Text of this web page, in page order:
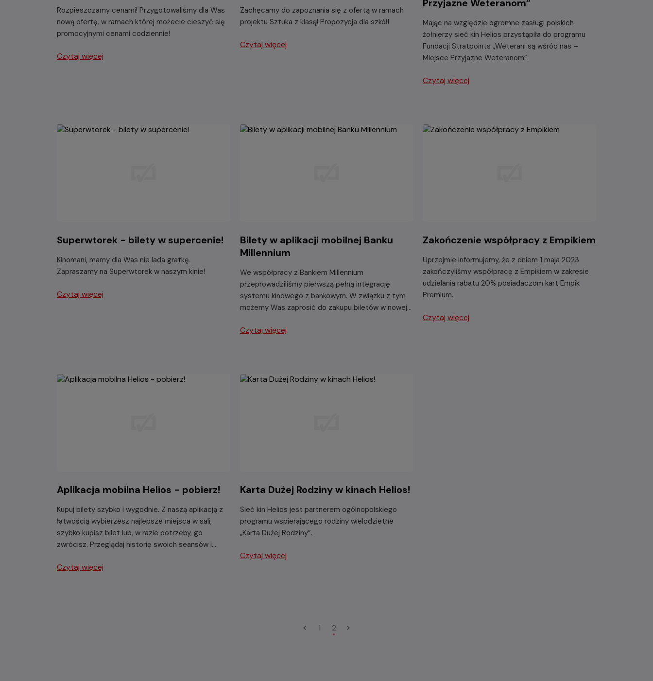
Rozpieszczamy cenami! Przygotowaliśmy dla Was
nową ofertę, w ramach której możecie cieszyć się
promocyjnymi cenami codziennie!
Czytaj więcej
Zachęcamy do zapoznania się z ofertą w ramach
projektu Sztuka z klasą! Propozycja dla szkół!
Czytaj więcej
Przyjazne Weteranom”
Mając na względzie ogromne zasługi polskich
żołnierzy sieć kin Helios przystąpiła do programu
Fundacji Stratpoints „Weterani są wśród nas –
Miejsce Przyjazne Weteranom”.
Czytaj więcej
Superwtorek - bilety w supercenie!
Kinomani, mamy dla Was nie lada gratkę.
Zapraszamy na Superwtorek w naszym kinie!
Czytaj więcej
Bilety w aplikacji mobilnej Banku
Millennium
We współpracy z Bankiem Millennium
przeprowadziliśmy pierwszą pełną integrację
systemu kinowego z bankowym. W związku z tym
możemy Was zaprosić do zakupu biletów w nowej
Czytaj więcej
Zakończenie współpracy z Empikiem
Uprzejmie informujemy, że z dniem 1 maja 2023
zakończyliśmy współpracę z Empikiem w zakresie
udzielania rabatu 20% posiadaczom kart Empik
Premium.
Czytaj więcej
Aplikacja mobilna Helios - pobierz!
Kupuj bilety szybko i wygodnie. Z naszą aplikacją z
łatwością wybierzesz najlepsze miejsca w sali,
szybko kupisz bilet lub, w razie potrzeby, go
zwrócisz. Przeglądaj historię swoich seansów i
Czytaj więcej
Karta Dużej Rodziny w kinach Helios!
Sieć kin Helios jest partnerem ogólnopolskiego
programu wspierającego rodziny wielodzietne
„Karta Dużej Rodziny”.
Czytaj więcej
1 2